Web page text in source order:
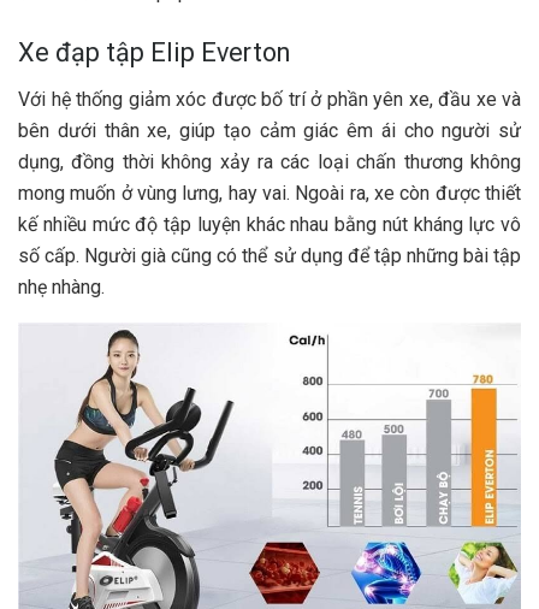
Xe đạp tập Elip Everton
Với hệ thống giảm xóc được bố trí ở phần yên xe, đầu xe và
bên dưới thân xe, giúp tạo cảm giác êm ái cho người sử
dụng, đồng thời không xảy ra các loại chấn thương không
mong muốn ở vùng lưng, hay vai. Ngoài ra, xe còn được thiết
kế nhiều mức độ tập luyện khác nhau bằng nút kháng lực vô
số cấp. Người già cũng có thể sử dụng để tập những bài tập
nhẹ nhàng.